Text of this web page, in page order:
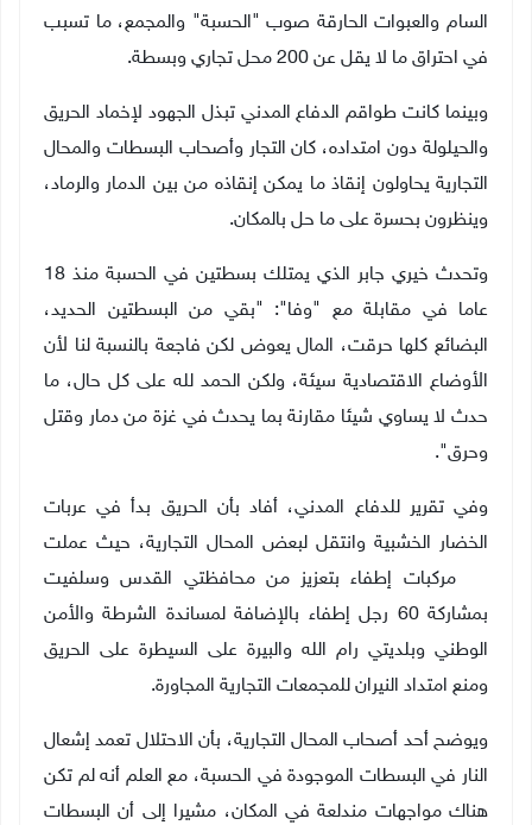
السام والعبوات الحارقة صوب "الحسبة" والمجمع، ما تسبب
في احتراق ما لا يقل عن 200 محل تجاري وبسطة.
وبينما كانت طواقم الدفاع المدني تبذل الجهود لإخماد الحريق
والحيلولة دون امتداده، كان التجار وأصحاب البسطات والمحال
التجارية يحاولون إنقاذ ما يمكن إنقاذه من بين الدمار والرماد،
وينظرون بحسرة على ما حل بالمكان.
وتحدث خيري جابر الذي يمتلك بسطتين في الحسبة منذ 18
عاما في مقابلة مع "وفا": "بقي من البسطتين الحديد،
البضائع كلها حرقت، المال يعوض لكن فاجعة بالنسبة لنا لأن
الأوضاع الاقتصادية سيئة، ولكن الحمد لله على كل حال، ما
حدث لا يساوي شيئا مقارنة بما يحدث في غزة من دمار وقتل
وحرق".
وفي تقرير للدفاع المدني، أفاد بأن الحريق بدأ في عربات
الخضار الخشبية وانتقل لبعض المحال التجارية، حيث عملت
10 مركبات إطفاء بتعزيز من محافظتي القدس وسلفيت
بمشاركة 60 رجل إطفاء بالإضافة لمساندة الشرطة والأمن
الوطني وبلديتي رام الله والبيرة على السيطرة على الحريق
ومنع امتداد النيران للمجمعات التجارية المجاورة.
ويوضح أحد أصحاب المحال التجارية، بأن الاحتلال تعمد إشعال
النار في البسطات الموجودة في الحسبة، مع العلم أنه لم تكن
هناك مواجهات مندلعة في المكان، مشيرا إلى أن البسطات